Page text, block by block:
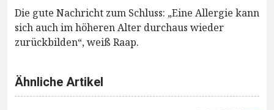
Die gute Nachricht zum Schluss: „Eine Allergie kann
sich auch im höheren Alter durchaus wieder
zurückbilden“, weiß Raap.
Ähnliche Artikel